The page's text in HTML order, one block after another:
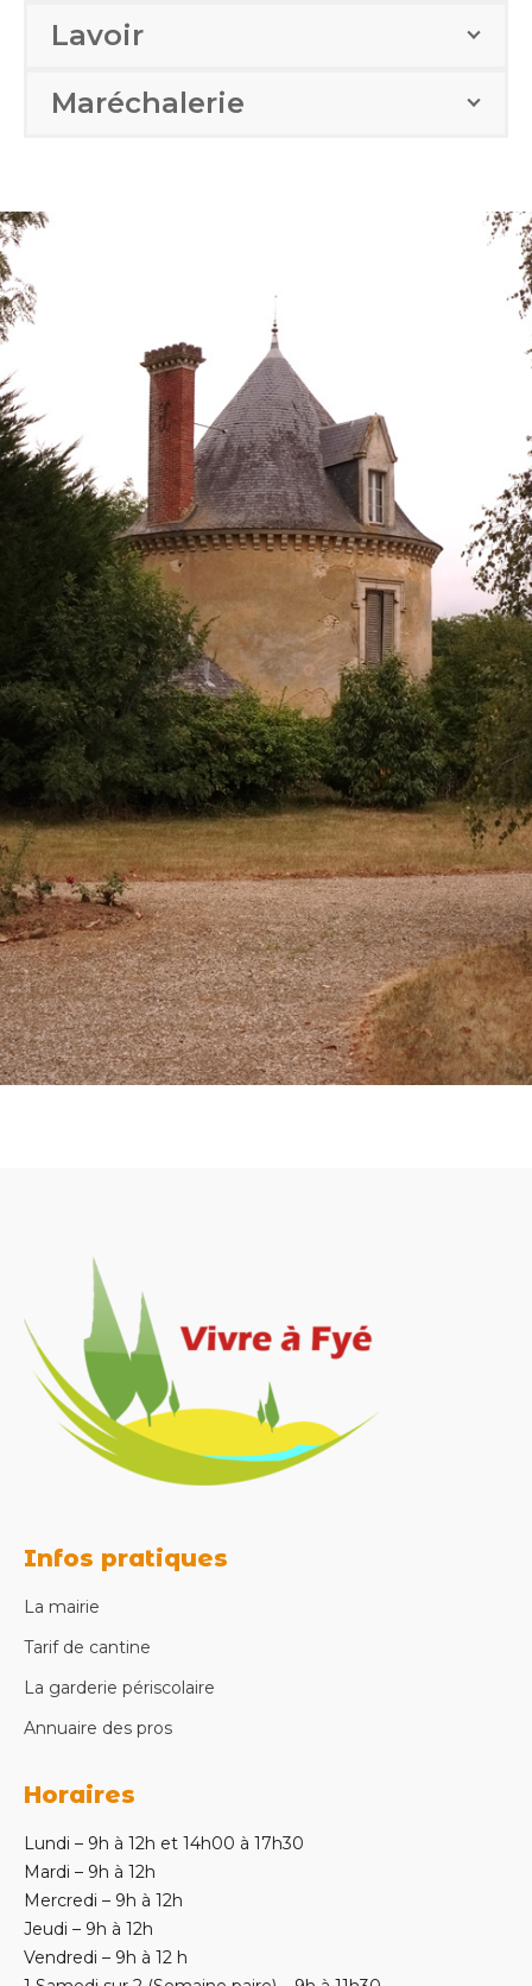
Lavoir
Maréchalerie
Infos pratiques
La mairie
Tarif de cantine
La garderie périscolaire
Annuaire des pros
Horaires
Lundi – 9h à 12h et 14h00 à 17h30
Mardi – 9h à 12h
Mercredi – 9h à 12h
Jeudi – 9h à 12h
Vendredi – 9h à 12 h